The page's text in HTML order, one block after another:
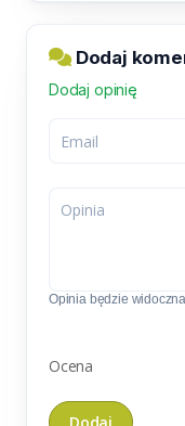
Dodaj
Dodaj opinię
Opinia będzie
Ocena